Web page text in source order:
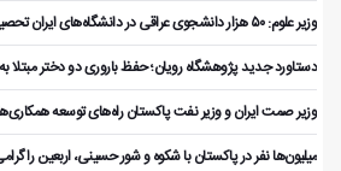
وزیر علوم: ۵۰ هزار دانشجوی عراقی در دانشگاه‌های ایران تحصیل می‌کنند
دستاورد جدید پژوهشگاه رویان؛ حفظ باروری دو دختر مبتلا
وزیر صمت ایران و وزیر نفت پاکستان راه‌های توسعه
میلیون‌ها نفر در پاکستان با شکوه و شور حسینی، اربعین را